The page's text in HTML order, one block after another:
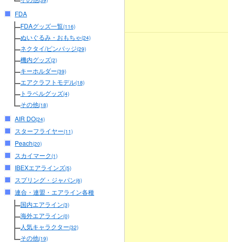
FDA
FDAグッズ一覧(116)
ぬいぐるみ・おもちゃ(24)
ネクタイ/ピンバッジ(29)
機内グッズ(2)
キーホルダー(39)
エアクラフトモデル(18)
トラベルグッズ(4)
その他(18)
AIR DO(24)
スターフライヤー(11)
Peach(20)
スカイマーク(1)
IBEXエアラインズ(5)
スプリング・ジャパン(6)
連合・連盟・エアライン各種
国内エアライン(3)
海外エアライン(0)
人気キャラクター(32)
その他(19)